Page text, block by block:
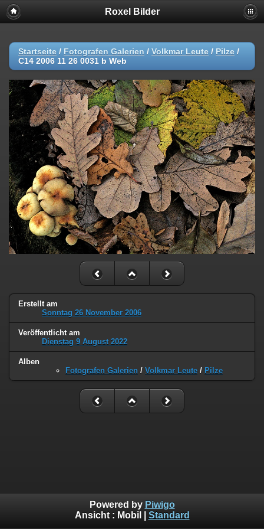
Roxel Bilder
Startseite / Fotografen Galerien / Volkmar Leute / Pilze /
C14 2006 11 26 0031 b Web
Erstellt am
Sonntag 26 November 2006
Veröffentlicht am
Dienstag 9 August 2022
Alben
Fotografen Galerien / Volkmar Leute / Pilze
Powered by Piwigo
Ansicht : Mobil Standard